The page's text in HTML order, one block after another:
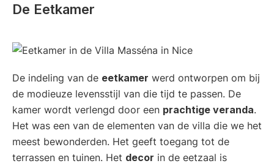
De Eetkamer
De indeling van de eetkamer werd ontworpen om bij
de modieuze levensstijl van die tijd te passen. De
kamer wordt verlengd door een prachtige veranda.
Het was een van de elementen van de villa die we het
meest bewonderden. Het geeft toegang tot de
terrassen en tuinen. Het decor in de eetzaal is